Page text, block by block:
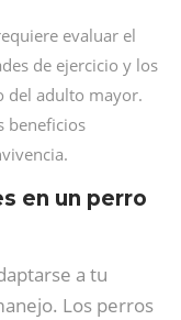
evaluar el
de ejercicio y los
del adulto mayor.
beneficios
en un perro
a tu
Los perros